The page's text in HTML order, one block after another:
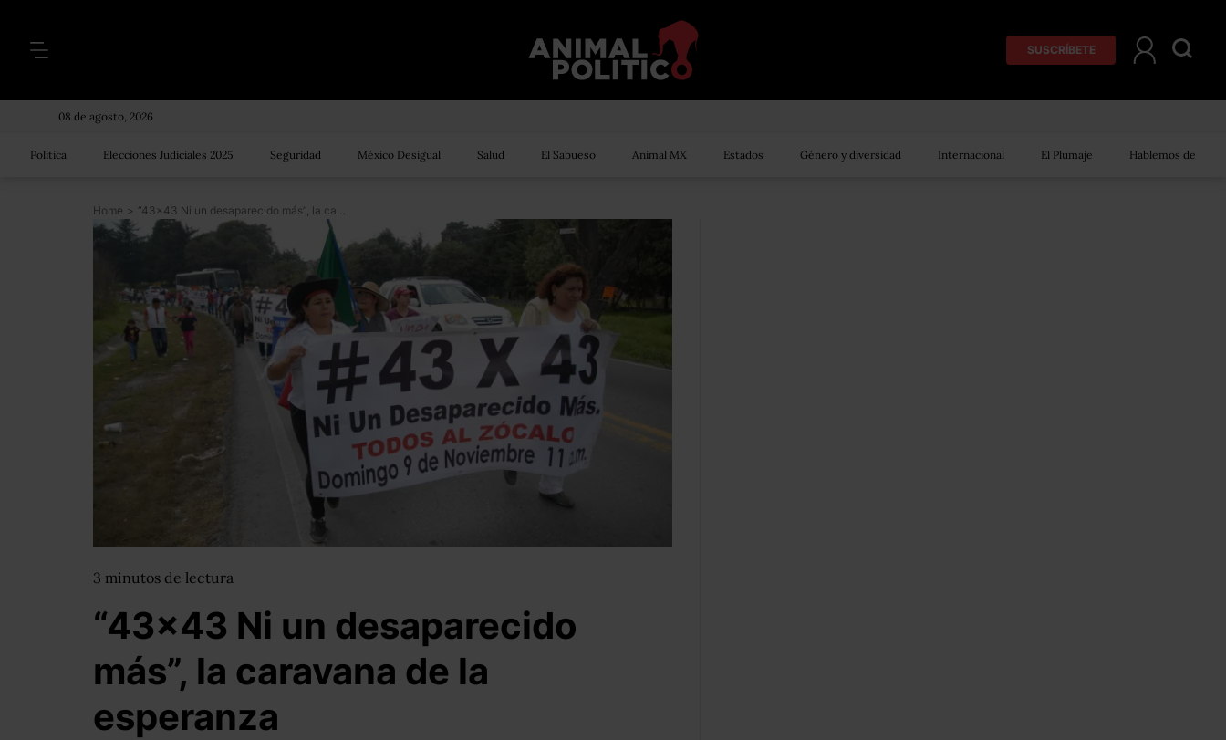
SUSCRÍBETE
08 de agosto, 2026
Política Elecciones Judiciales 2025 Seguridad México Desigual Salud El Sabueso Animal MX Estados Género y diversidad Internacional El Plumaje Hablemos de
Home > “43×43 Ni un desaparecido más”, la caravana de la esperanza
3 minutos de lectura
“43×43 Ni un desaparecido
más”, la caravana de la
esperanza